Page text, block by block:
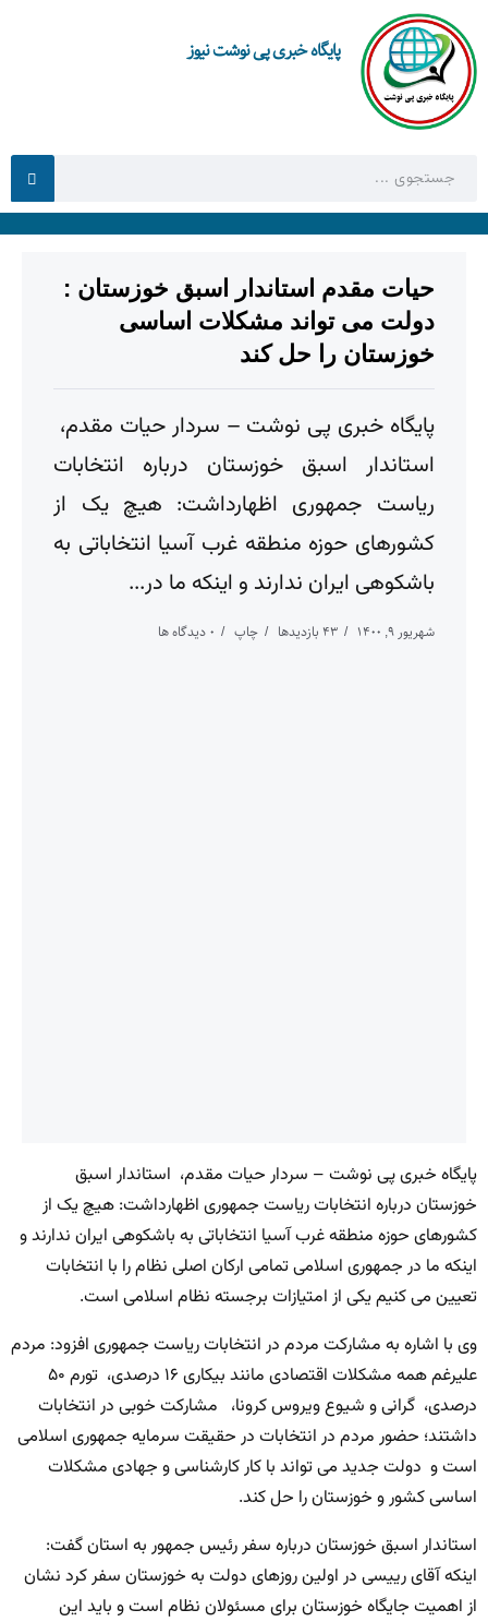
پایگاه خبری پی نوشت نیوز
حیات مقدم استاندار اسبق خوزستان :
دولت می تواند مشکلات اساسی
خوزستان را حل کند
پایگاه خبری پی نوشت – سردار حیات مقدم،
استاندار اسبق خوزستان درباره انتخابات
ریاست جمهوری اظهارداشت: هیچ یک از
کشورهای حوزه منطقه غرب آسیا انتخاباتی به
باشکوهی ایران ندارند و اینکه ما در...
شهریور ۹, ۱۴۰۰ 43 بازدیدها چاپ 0 دیدگاه ها
پایگاه خبری پی نوشت – سردار حیات مقدم، استاندار اسبق
خوزستان درباره انتخابات ریاست جمهوری اظهارداشت: هیچ یک از
کشورهای حوزه منطقه غرب آسیا انتخاباتی به باشکوهی ایران ندارند و
اینکه ما در جمهوری اسلامی تمامی ارکان اصلی نظام را با انتخابات
تعیین می کنیم یکی از امتیازات برجسته نظام اسلامی است.
وی با اشاره به مشارکت مردم در انتخابات ریاست جمهوری افزود: مردم
علیرغم همه مشکلات اقتصادی مانند بیکاری ۱۶ درصدی، تورم ۵۰
درصدی، گرانی و شیوع ویروس کرونا، مشارکت خوبی در انتخابات
داشتند؛ حضور مردم در انتخابات در حقیقت سرمایه جمهوری اسلامی
است و دولت جدید می تواند با کار کارشناسی و جهادی مشکلات
اساسی کشور و خوزستان را حل کند.
استاندار اسبق خوزستان درباره سفر رئیس جمهور به استان گفت:
اینکه آقای رییسی در اولین روزهای دولت به خوزستان سفر کرد نشان
از اهمیت جایگاه خوزستان برای مسئولان نظام است و باید این